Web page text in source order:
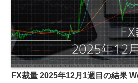
FX裁量 2025年12月1週目の結果